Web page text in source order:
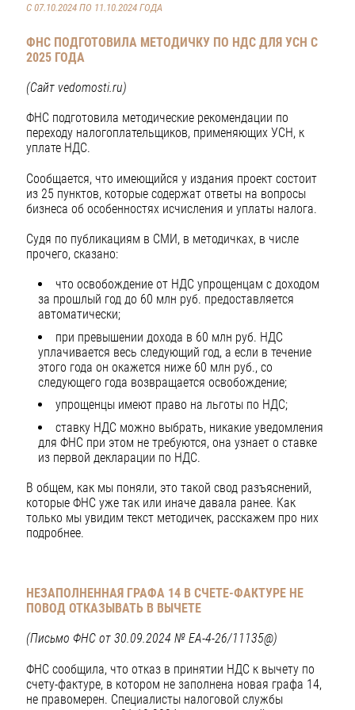
С 07.10.2024 ПО 11.10.2024 ГОДА
ФНС ПОДГОТОВИЛА МЕТОДИЧКУ ПО НДС ДЛЯ УСН С
2025 ГОДА
(Сайт vedomosti.ru)
ФНС подготовила методические рекомендации по
переходу налогоплательщиков, применяющих УСН, к
уплате НДС.
Сообщается, что имеющийся у издания проект состоит
из 25 пунктов, которые содержат ответы на вопросы
бизнеса об особенностях исчисления и уплаты налога.
Судя по публикациям в СМИ, в методичках, в числе
прочего, сказано:
что освобождение от НДС упрощенцам с доходом
за прошлый год до 60 млн руб. предоставляется
автоматически;
при превышении дохода в 60 млн руб. НДС
уплачивается весь следующий год, а если в течение
этого года он окажется ниже 60 млн руб., со
следующего года возвращается освобождение;
упрощенцы имеют право на льготы по НДС;
ставку НДС можно выбрать, никакие уведомления
для ФНС при этом не требуются, она узнает о ставке
из первой декларации по НДС.
В общем, как мы поняли, это такой свод разъяснений,
которые ФНС уже так или иначе давала ранее. Как
только мы увидим текст методичек, расскажем про них
подробнее.
НЕЗАПОЛНЕННАЯ ГРАФА 14 В СЧЕТЕ-ФАКТУРЕ НЕ
ПОВОД ОТКАЗЫВАТЬ В ВЫЧЕТЕ
(Письмо ФНС от 30.09.2024 № ЕА-4-26/11135@)
ФНС сообщила, что отказ в принятии НДС к вычету по
счету-фактуре, в котором не заполнена новая графа 14,
не правомерен. Специалисты налоговой службы